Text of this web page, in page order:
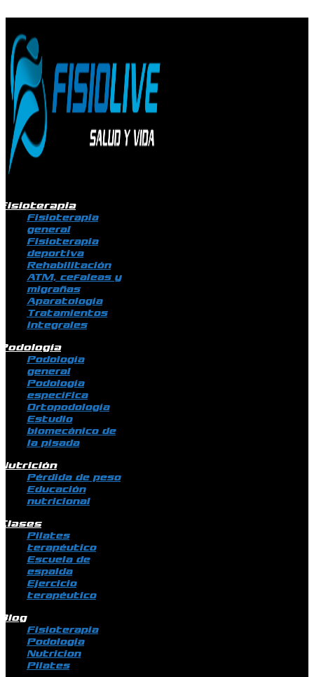
Fisioterapia
general
Fisioterapia
deportiva
Rehabilitación
ATM, cefaleas y
migrañas
Aparatología
Tratamientos
integrales
Podología
general
Podología
específica
Ortopodología
Estudio
biomecánico de
la pisada
Pérdida de peso
Educación
nutricional
Pilates
terapéutico
Escuela de
espalda
Ejercicio
terapéutico
Fisioterapia
Podologia
Nutricion
Pilates